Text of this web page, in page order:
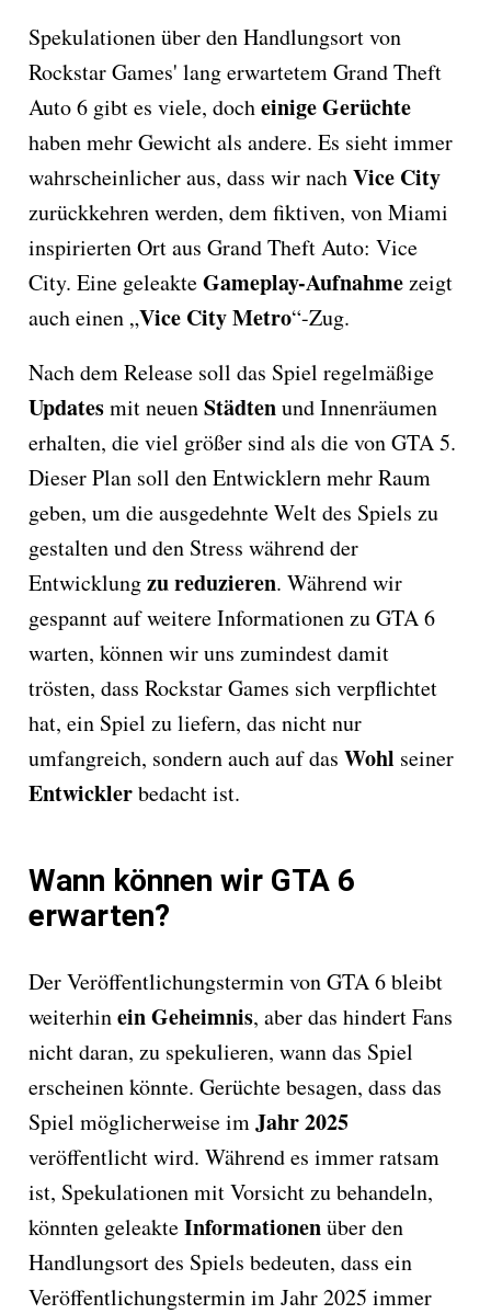
Spekulationen über den Handlungsort von
Rockstar Games' lang erwartetem Grand Theft
Auto 6 gibt es viele, docheinige Gerüchte
haben mehr Gewicht als andere. Es sieht immer
wahrscheinlicher aus, dass wir nachVice City
zurückkehren werden, dem fiktiven, von Miami
inspirierten Ort aus Grand Theft Auto: Vice
City. Eine geleakteGameplay-Aufnahmezeigt
auch einen „Vice City Metro“-Zug.
Nach dem Release soll das Spiel regelmäßige
Updatesmit neuenStädtenund Innenräumen
erhalten, die viel größer sind als die von GTA 5.
Dieser Plan soll den Entwicklern mehr Raum
geben, um die ausgedehnte Welt des Spiels zu
gestalten und den Stress während der
Entwicklungzureduzieren. Während wir
gespannt auf weitere Informationen zu GTA 6
warten, können wir uns zumindest damit
trösten, dass Rockstar Games sich verpflichtet
hat, ein Spiel zu liefern, das nicht nur
umfangreich, sondern auch auf das Wohl seiner
Entwicklerbedacht ist.
Wann können wir GTA 6
erwarten?
Der Veröffentlichungstermin von GTA 6 bleibt
weiterhinein Geheimnis, aber das hindert Fans
nicht daran, zu spekulieren, wann das Spiel
erscheinen könnte. Gerüchte besagen, dass das
Spiel möglicherweise imJahr 2025
veröffentlicht wird. Während es immer ratsam
ist, Spekulationen mit Vorsicht zu behandeln,
könnten geleakteInformationenüber den
Handlungsort des Spiels bedeuten, dass ein
Veröffentlichungstermin im Jahr 2025 immer